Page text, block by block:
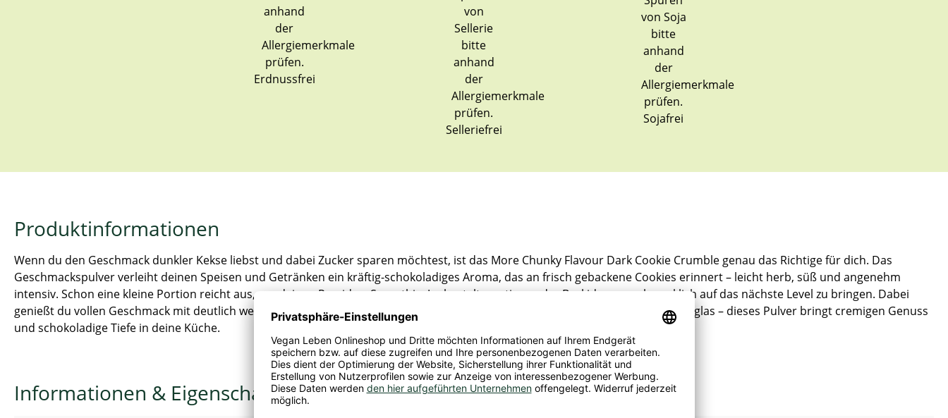
Erdnussfrei
Selleriefrei
Sojafrei
Produktinformationen
Wenn du den Geschmack dunkler Kekse liebst und dabei Zucker sparen möchtest, ist das More Chunky Flavour Dark Cookie Crumble genau das Richtige für dich. Das
Geschmackspulver verleiht deinen Speisen und Getränken ein kräftig-schokoladiges Aroma, das an frisch gebackene Cookies erinnert – leicht herb, süß und angenehm
intensiv. Schon eine kleine Portion reicht aus, um deinen Porridge, Smoothie, Joghurtalternativen oder Backideen geschmacklich auf das nächste Level zu bringen. Dabei
genießt du vollen Geschmack mit deutlich weniger Kalorien. Ob als süße Ergänzung zum Frühstück oder als Highlight im Dessertglas – dieses Pulver bringt cremigen Genuss
und schokoladige Tiefe in deine Küche.
Informationen & Eigenschaften